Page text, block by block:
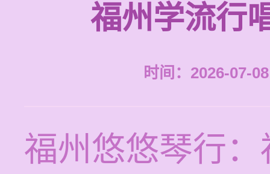
福州学流行
时间：2026-07-
福州悠悠琴行